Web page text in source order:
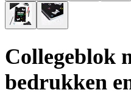
Collegeblok
bedrukken